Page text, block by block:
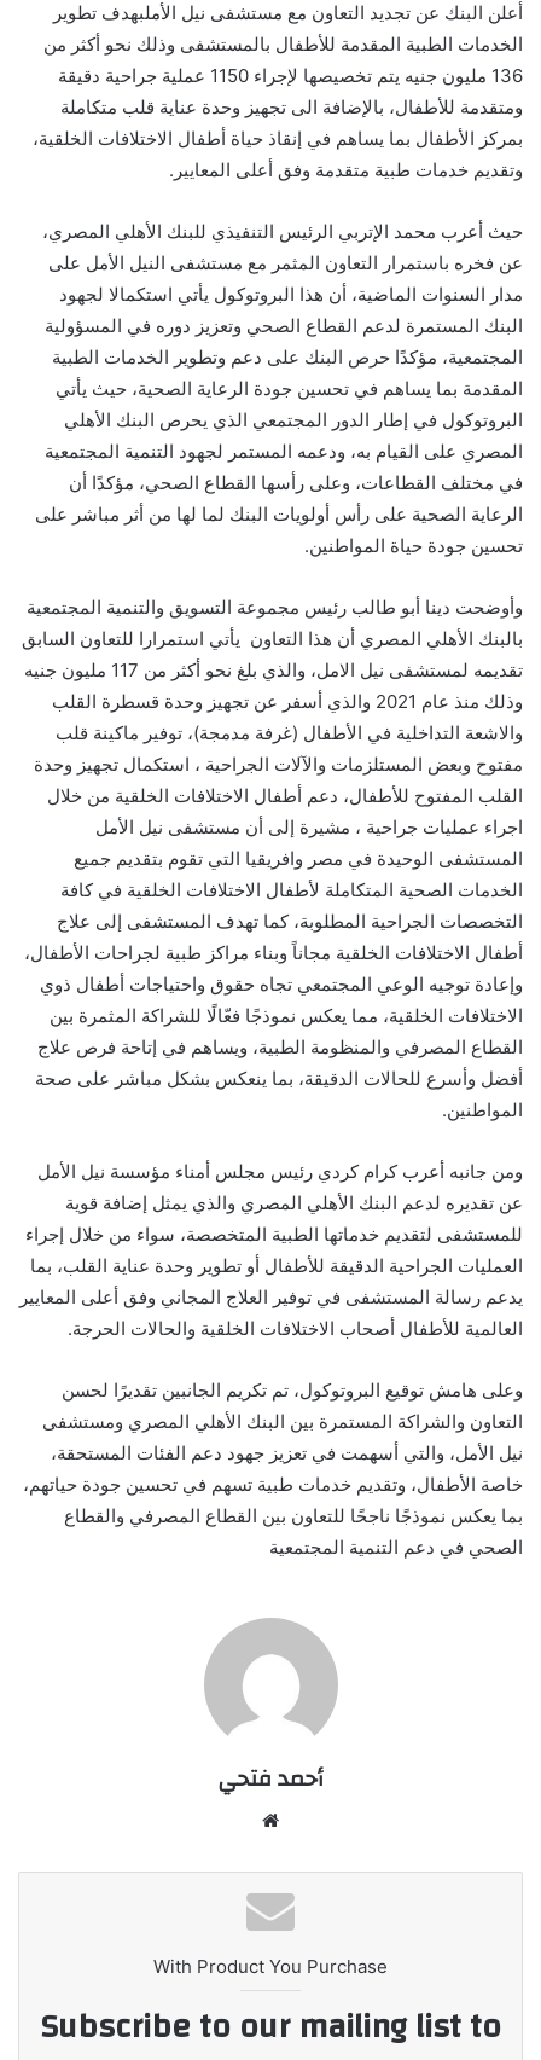
أعلن البنك عن تجديد التعاون مع مستشفى نيل الأملبهدف تطوير
الخدمات الطبية المقدمة للأطفال بالمستشفى وذلك نحو أكثر من
136 مليون جنيه يتم تخصيصها
لإجراء 1150 عملية جراحية دقيقة
ومتقدمة للأطفال، بالإضافة الى تجهيز وحدة عناية قلب متكاملة
بمركز الأطفال بما يساهم في إنقاذ حياة أطفال الاختلافات الخلقية،
وتقديم خدمات طبية متقدمة وفق أعلى المعايير .
حيث أعرب محمد الإتربي الرئيس التنفيذي للبنك الأهلي المصري،
عن فخره باستمرار التعاون المثمر مع مستشفى النيل الأمل على
مدار السنوات الماضية، أن هذا البروتوكول يأتي استكمالا لجهود
البنك المستمرة لدعم القطاع الصحي وتعزيز دوره في المسؤولية
المجتمعية، مؤكدًا حرص البنك على دعم وتطوير الخدمات الطبية
المقدمة بما يساهم في تحسين جودة الرعاية الصحية، حيث يأتي
البروتوكول في إطار الدور المجتمعي الذي يحرص البنك الأهلي
المصري على القيام به، ودعمه المستمر لجهود التنمية المجتمعية
في مختلف القطاعات، وعلى رأسها القطاع الصحي، مؤكدًا أن
الرعاية الصحية على رأس أولويات البنك لما لها من أثر مباشر على
تحسين جودة حياة المواطنين.
وأوضحت دينا أبو طالب رئيس مجموعة التسويق والتنمية المجتمعية
بالبنك الأهلي المصري أن هذا التعاون يأتي استمرارا للتعاون السابق
تقديمه لمستشفى نيل الامل، والذي بلغ نحو أكثر من
مليون جنيه
وذلك منذ عام 2021
والذي أسفر عن تجهيز وحدة قسطرة القلب
والاشعة التداخلية في الأطفال (غرفة مدمجة)، توفير ماكينة قلب
مفتوح وبعض المستلزمات والآلات الجراحية ، استكمال تجهيز وحدة
القلب المفتوح للأطفال، دعم أطفال الاختلافات الخلقية من خلال
اجراء عمليات جراحية ، مشيرة إلى أن مستشفى نيل الأمل
المستشفى الوحيدة في مصر وافريقيا التي تقوم بتقديم جميع
الخدمات الصحية المتكاملة لأطفال الاختلافات الخلقية في كافة
التخصصات الجراحية المطلوبة، كما تهدف المستشفى إلى علاج
أطفال الاختلافات الخلقية مجاناً وبناء مراكز طبية لجراحات الأطفال،
وإعادة توجيه الوعي المجتمعي تجاه حقوق واحتياجات أطفال ذوي
الاختلافات الخلقية، مما يعكس نموذجًا فعّالًا للشراكة المثمرة بين
القطاع المصرفي والمنظومة الطبية، ويساهم في إتاحة فرص علاج
أفضل وأسرع للحالات الدقيقة، بما ينعكس بشكل مباشر على صحة
المواطنين.
ومن جانبه أعرب كرامكردي رئيس مجلس أمناء مؤسسة نيل الأمل
عن تقديره لدعم البنك الأهلي المصري والذي يمثل إضافة قوية
للمستشفى لتقديم خدماتها الطبية المتخصصة، سواء من خلال إجراء
العمليات الجراحية الدقيقة للأطفال أو تطوير وحدة عناية القلب، بما
يدعم رسالة المستشفى في توفير العلاج المجاني وفق أعلى المعايير
العالمية للأطفال أصحاب الاختلافات الخلقية والحالات الحرجة.
وعلى هامش توقيع البروتوكول، تم تكريم الجانبين تقديرًا لحسن
التعاون والشراكة المستمرة بين البنك الأهلي المصري ومستشفى
نيل الأمل، والتي أسهمت في تعزيز جهود دعم الفئات المستحقة،
خاصة الأطفال، وتقديم خدمات طبية تسهم في تحسين جودة حياتهم،
بما يعكس نموذجًا ناجحًا للتعاون بين القطاع المصرفي والقطاع
الصحي في دعم التنمية المجتمعية
أحمد فتحي
With Product You Purchase
Subscribe to our mailing list to